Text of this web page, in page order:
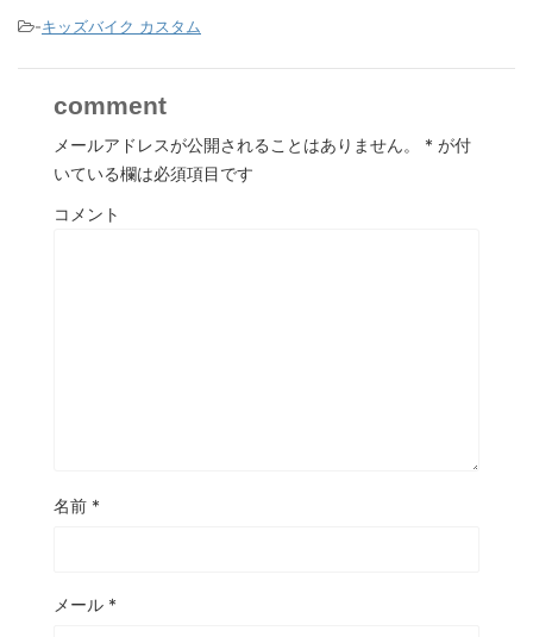
-キッズバイク カスタム
comment
メールアドレスが公開されることはありません。 * が付
いている欄は必須項目です
コメント
名前 *
メール *